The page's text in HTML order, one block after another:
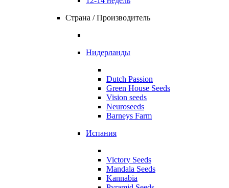
Страна / Производитель
Нидерланды
Dutch Passion
Green House Seeds
Vision seeds
Neuroseeds
Barneys Farm
Испания
Victory Seeds
Mandala Seeds
Kannabia